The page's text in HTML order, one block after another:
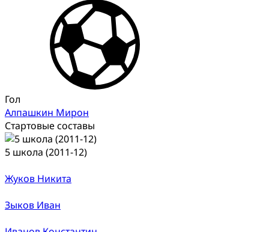
Гол
Алпашкин Мирон
Стартовые составы
5 школа (2011-12)
Жуков Никита
Зыков Иван